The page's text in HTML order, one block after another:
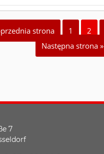
strona 1 2
Następna strona »
7